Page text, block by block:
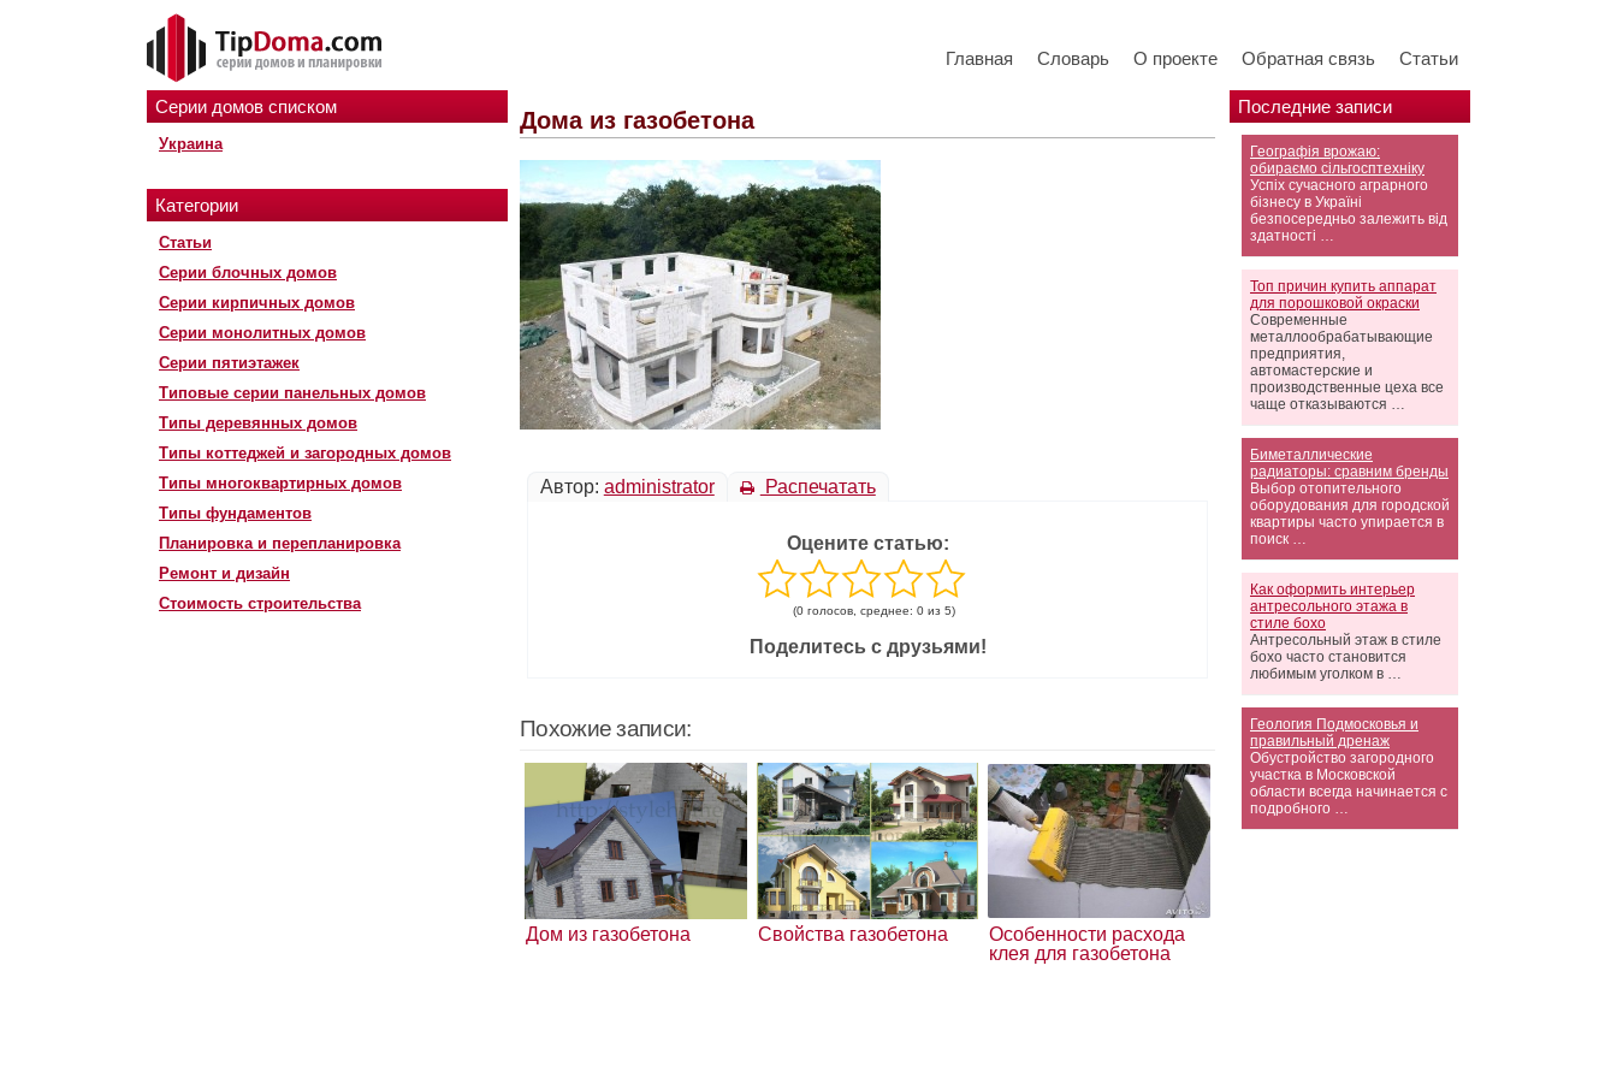
Главная Словарь О проекте Обратная связь Статьи
Серии домов списком
Украина
Категории
Статьи
Серии блочных домов
Серии кирпичных домов
Серии монолитных домов
Серии пятиэтажек
Типовые серии панельных домов
Типы деревянных домов
Типы коттеджей и загородных домов
Типы многоквартирных домов
Типы фундаментов
Планировка и перепланировка
Ремонт и дизайн
Стоимость строительства
Последние записи
Географія врожаю:
обираємо сільгосптехніку
Успіх сучасного аграрного
бізнесу в Україні
безпосередньо залежить від
здатності …
Топ причин купить аппарат
для порошковой окраски
Современные
металлообрабатывающие
предприятия,
автомастерские и
производственные цеха все
чаще отказываются …
Биметаллические
радиаторы: сравним бренды
Выбор отопительного
оборудования для городской
квартиры часто упирается в
поиск …
Как оформить интерьер
антресольного этажа в
стиле бохо
Антресольный этаж в стиле
бохо часто становится
любимым уголком в …
Геология Подмосковья и
правильный дренаж
Обустройство загородного
участка в Московской
области всегда начинается с
подробного …
Дома из газобетона
Автор: administrator Распечатать
Оцените статью:
(0 голосов, среднее: 0 из 5)
Поделитесь с друзьями!
Похожие записи:
Дом из газобетона Свойства газобетона
Особенности расхода
клея для газобетона